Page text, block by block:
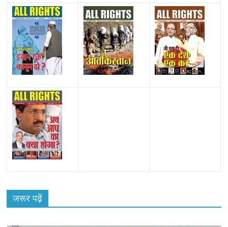
जरूर पढ़ें
प्रथम आगमन पर नवनियुक्त प्रदेश उपाध्यक्ष सोनू
बाल्मीकि का किया गया स्वागत